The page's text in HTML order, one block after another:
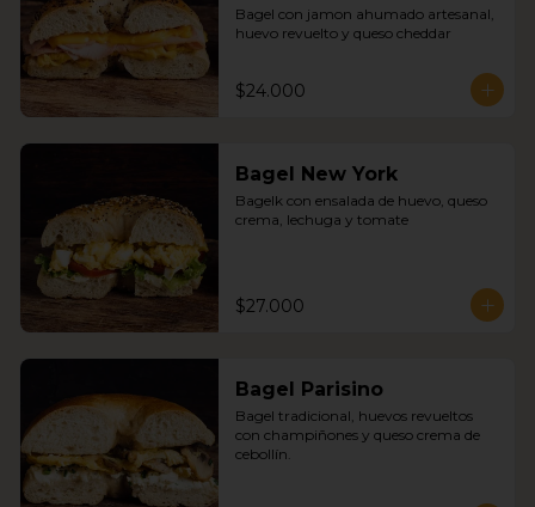
Bagel con jamon ahumado artesanal,
huevo revuelto y queso cheddar
$24.000
Bagel New York
Bagelk con ensalada de huevo, queso
crema, lechuga y tomate
$27.000
Bagel Parisino
Bagel tradicional, huevos revueltos
con champiñones y queso crema de
cebollín.